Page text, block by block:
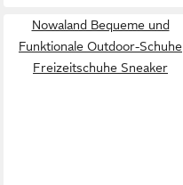
Nowaland Bequeme und
Funktionale Outdoor-Schuhe
Freizeitschuhe Sneaker